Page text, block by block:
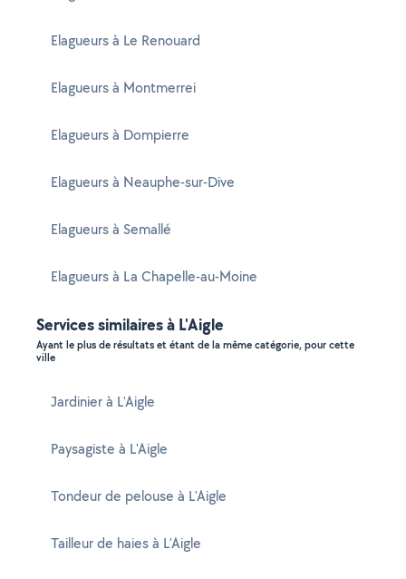
Elagueurs à Le Renouard
Elagueurs à Montmerrei
Elagueurs à Dompierre
Elagueurs à Neauphe-sur-Dive
Elagueurs à Semallé
Elagueurs à La Chapelle-au-Moine
Services similaires à L'Aigle
Ayant le plus de résultats et étant de la même catégorie, pour cette
ville
Jardinier à L'Aigle
Paysagiste à L'Aigle
Tondeur de pelouse à L'Aigle
Tailleur de haies à L'Aigle